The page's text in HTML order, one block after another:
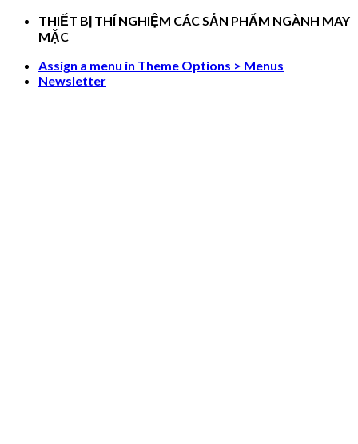
Skip
THIẾT BỊ THÍ NGHIỆM CÁC SẢN PHẨM NGÀNH MAY
MẶC
Assign a menu in Theme Options > Menus
Newsletter